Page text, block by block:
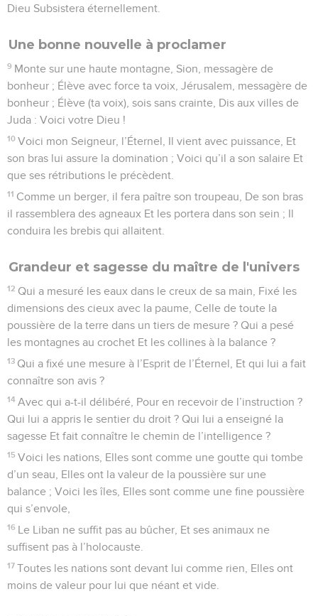
Dieu Subsistera éternellement.
Une bonne nouvelle à proclamer
9 Monte sur une haute montagne, Sion, messagère de
bonheur ; Élève avec force ta voix, Jérusalem, messagère de
bonheur ; Élève (ta voix), sois sans crainte, Dis aux villes de
Juda : Voici votre Dieu !
10 Voici mon Seigneur, l’Éternel, Il vient avec puissance, Et
son bras lui assure la domination ; Voici qu’il a son salaire Et
que ses rétributions le précèdent.
11 Comme un berger, il fera paître son troupeau, De son bras
il rassemblera des agneaux Et les portera dans son sein ; Il
conduira les brebis qui allaitent.
Grandeur et sagesse du maître de l'univers
12 Qui a mesuré les eaux dans le creux de sa main, Fixé les
dimensions des cieux avec la paume, Celle de toute la
poussière de la terre dans un tiers de mesure ? Qui a pesé
les montagnes au crochet Et les collines à la balance ?
13 Qui a fixé une mesure à l’Esprit de l’Éternel, Et qui lui a fait
connaître son avis ?
14 Avec qui a-t-il délibéré, Pour en recevoir de l’instruction ?
Qui lui a appris le sentier du droit ? Qui lui a enseigné la
sagesse Et fait connaître le chemin de l’intelligence ?
15 Voici les nations, Elles sont comme une goutte qui tombe
d’un seau, Elles ont la valeur de la poussière sur une
balance ; Voici les îles, Elles sont comme une fine poussière
qui s’envole,
16 Le Liban ne suffit pas au bûcher, Et ses animaux ne
suffisent pas à l’holocauste.
17 Toutes les nations sont devant lui comme rien, Elles ont
moins de valeur pour lui que néant et vide.